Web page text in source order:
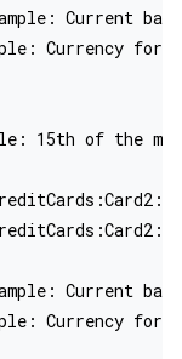
Current
Currency for
15th of the
Current
Currency for